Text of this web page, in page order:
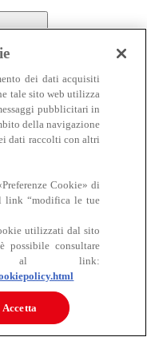
Carne
dei dati acquisiti
tale sito web utilizza
pubblicitari in
della navigazione
dati raccolti con altri
Cookie» di
link “modifica le tue
utilizzati dal sito
possibile consultare
al link:
Accetta